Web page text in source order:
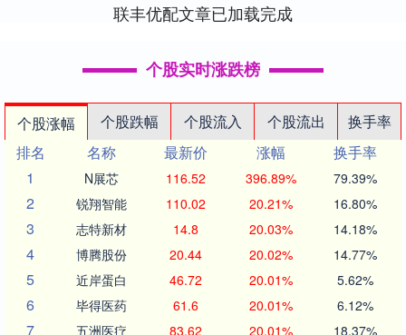
联丰优配文章已加载完成
个股实时涨跌榜
个股涨幅 个股跌幅 个股流入 个股流出
换手率
排名
名称 最新价 涨幅
换手率
1
N展芯 116.52 396.89% 79.39%
2 锐翔智能 110.02 20.21% 16.80%
3 志特新材 14.8 20.03% 14.18%
4 博腾股份 20.44 20.02% 14.77%
5 近岸蛋白 46.72 20.01% 5.62%
6 毕得医药 61.6 20.01% 6.12%
7 五洲医疗 83.62 20.01% 18.37%